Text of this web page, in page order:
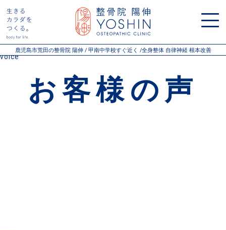
鹿児島市荒田の整骨院 陽伸 / 甲南中学校すぐ近く /全身整体 自律神経 根本改善
Warning : Undefined variable $post_types in
/home/xs106471/yoshin-seikotsu.com/public_html/wp-
content/themes/youshin/pageheader.phpon line15
voice
お客様の声